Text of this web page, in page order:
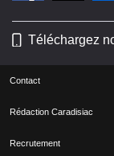
Téléchargez
Contact
Rédaction Caradisiac
Recrutement